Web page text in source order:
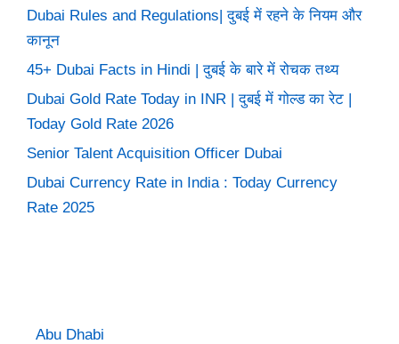
Dubai Rules and Regulations| दुबई में रहने के नियम और
कानून
45+ Dubai Facts in Hindi | दुबई के बारे में रोचक तथ्य
Dubai Gold Rate Today in INR | दुबई में गोल्ड का रेट |
Today Gold Rate 2026
Senior Talent Acquisition Officer Dubai
Dubai Currency Rate in India : Today Currency
Rate 2025
Abu Dhabi